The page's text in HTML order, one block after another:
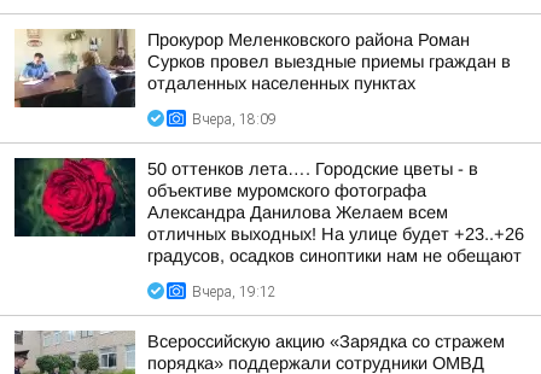
Прокурор Меленковского района Роман
Сурков провел выездные приемы граждан в
отдаленных населенных пунктах
Вчера, 18:09
50 оттенков лета…. Городские цветы - в
объективе муромского фотографа
Александра Данилова Желаем всем
отличных выходных! На улице будет +23..+26
градусов, осадков синоптики нам не обещают
Вчера, 19:12
Всероссийскую акцию «Зарядка со стражем
порядка» поддержали сотрудники ОМВД